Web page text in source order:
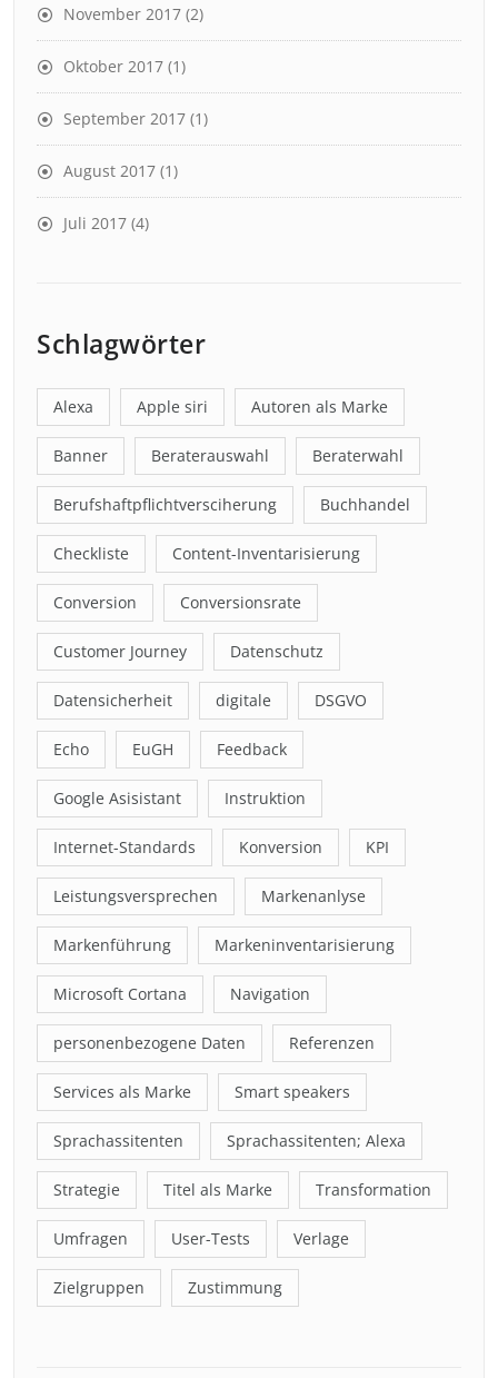
November 2017 (2)
Oktober 2017 (1)
September 2017 (1)
August 2017 (1)
Juli 2017 (4)
Schlagwörter
Alexa Apple siri Autoren als Marke
Banner Beraterauswahl Beraterwahl
Berufshaftpflichtversciherung Buchhandel
Checkliste Content-Inventarisierung
Conversion Conversionsrate
Customer Journey Datenschutz
Datensicherheit digitale DSGVO
Echo EuGH Feedback
Google Asisistant Instruktion
Internet-Standards Konversion KPI
Leistungsversprechen Markenanlyse
Markenführung Markeninventarisierung
Microsoft Cortana Navigation
personenbezogene Daten Referenzen
Services als Marke Smart speakers
Sprachassitenten Sprachassitenten; Alexa
Strategie Titel als Marke Transformation
Umfragen User-Tests Verlage
Zielgruppen Zustimmung